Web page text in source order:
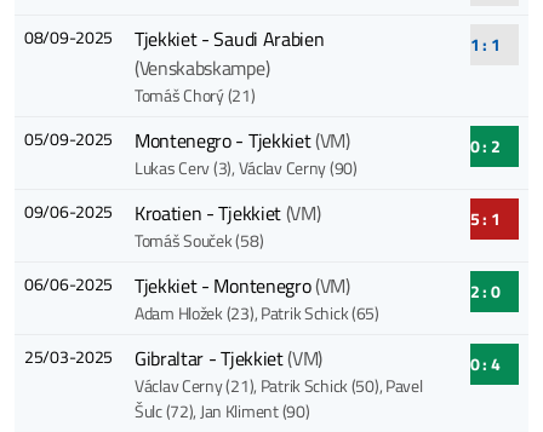
08/09-2025
Tjekkiet - Saudi Arabien
(Venskabskampe)
Tomáš Chorý (21)
1 : 1
05/09-2025 Montenegro - Tjekkiet(VM)
Lukas Cerv (3), Václav Cerny (90)
0 : 2
09/06-2025 Kroatien - Tjekkiet(VM)
Tomáš Souček (58)
5 : 1
06/06-2025 Tjekkiet - Montenegro(VM)
Adam Hložek (23), Patrik Schick (65)
2 : 0
25/03-2025 Gibraltar - Tjekkiet(VM)
Václav Cerny (21), Patrik Schick (50), Pavel
Šulc (72), Jan Kliment (90)
0 : 4